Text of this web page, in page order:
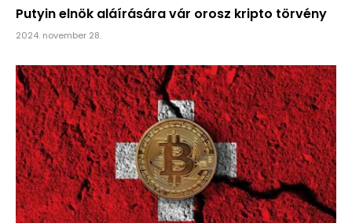
Putyin elnök aláírására vár orosz kripto törvény
2024. november 28.